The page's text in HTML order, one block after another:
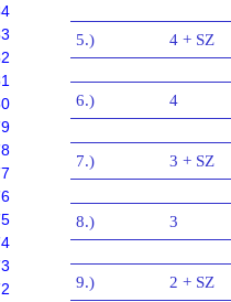
5.) 4 + SZ
6.) 4
7.) 3 + SZ
8.) 3
9.) 2 + SZ